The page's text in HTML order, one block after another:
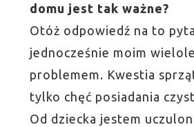
domu jest tak ważne?
Otóż odpowiedź na to
jednocześnie moim
problemem. Kwestia
tylko chęć posiadania
Od dziecka jestem